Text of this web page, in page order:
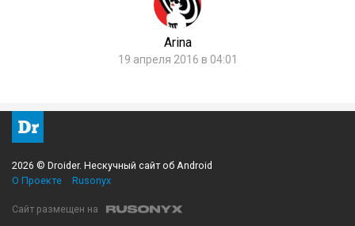
Arina
19 апреля 2016 в 04:01
2026 © Droider. Нескучный сайт об Android
О Проекте
Rusonyx
Сайт размещен на